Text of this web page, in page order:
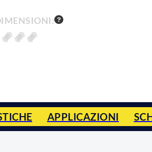
APPLICAZIONI